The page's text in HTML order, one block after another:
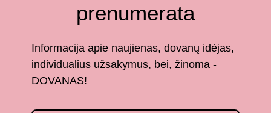
prenumerata
Informacija apie naujienas, dovanų idėjas,
individualius užsakymus, bei, žinoma -
DOVANAS!